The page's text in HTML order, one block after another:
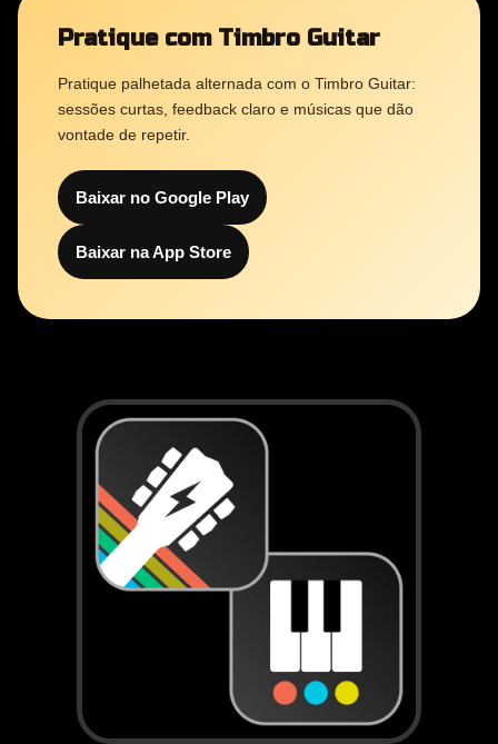
Pratique com Timbro Guitar
Pratique palhetada alternada com o Timbro Guitar:
sessões curtas, feedback claro e músicas que dão
vontade de repetir.
Baixar no Google Play
Baixar na App Store